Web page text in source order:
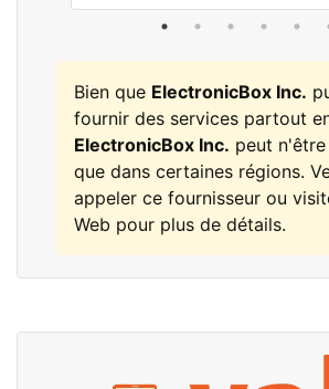
Bien que ElectronicBox Inc.
fournir des services partout
ElectronicBox Inc. peut
que dans certaines régions.
appeler ce fournisseur ou
Web pour plus de détails.